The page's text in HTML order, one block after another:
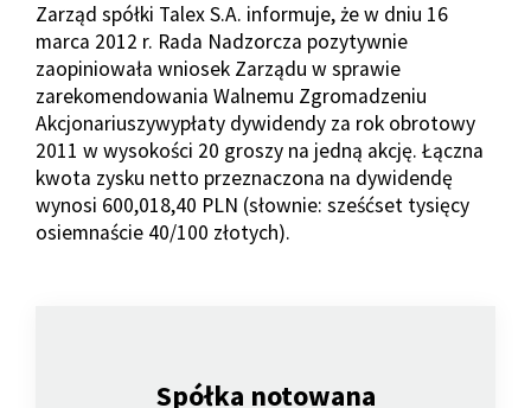
Zarząd spółki Talex S.A. informuje, że w dniu 16
marca 2012 r. Rada Nadzorcza pozytywnie
zaopiniowała wniosek Zarządu w sprawie
zarekomendowania Walnemu Zgromadzeniu
Akcjonariuszywypłaty dywidendy za rok obrotowy
2011 w wysokości 20 groszy na jedną akcję. Łączna
kwota zysku netto przeznaczona na dywidendę
wynosi 600,018,40 PLN (słownie: sześćset tysięcy
osiemnaście 40/100 złotych).
Spółka notowana